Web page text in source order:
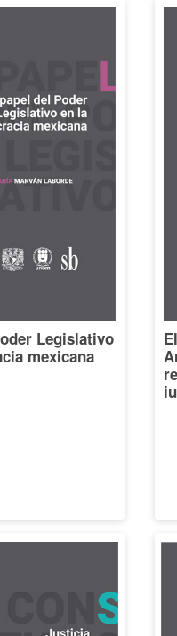
Legislativo
mexicana